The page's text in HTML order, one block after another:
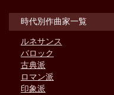
時代別作曲家一覧
ルネサンス
バロック
古典派
ロマン派
印象派